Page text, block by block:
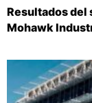
Resultados del
Mohawk